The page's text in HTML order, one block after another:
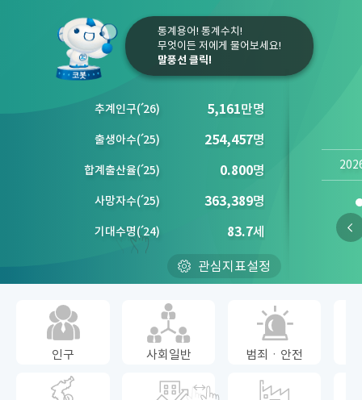
통계용어! 통계수치!
무엇이든 저에게 물어보세요!
말풍선 클릭!
추계인구(´26) 5,161만명
출생아수(´25) 254,457명
합계출산율(´25) 0.800명
사망자수(´25) 363,389명
기대수명(´24) 83.7세
관심지표설정
인구 사회일반 범죄ㆍ안전